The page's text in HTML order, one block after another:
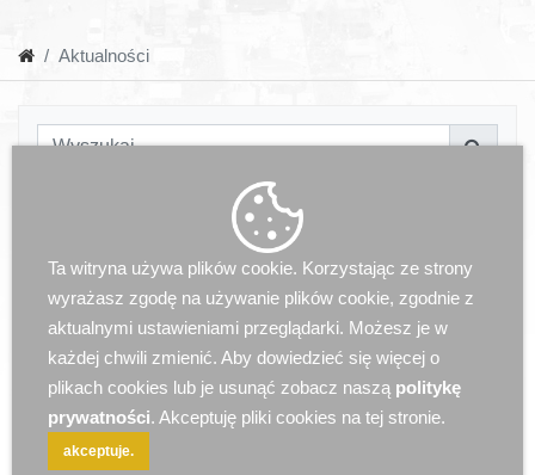
Aktualności
Ta witryna używa plików cookie. Korzystając ze strony
wyrażasz zgodę na używanie plików cookie, zgodnie z
aktualnymi ustawieniami przeglądarki. Możesz je w
każdej chwili zmienić. Aby dowiedzieć się więcej o
plikach cookies lub je usunąć zobacz naszą politykę
prywatności. Akceptuję pliki cookies na tej stronie.
akceptuje.